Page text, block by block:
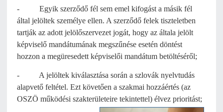
- Egyik szerződő fél sem emel kifogást a másik fél
által jelöltek személye ellen. A szerződő felek tiszteletben
tartják az adott jelölőszervezet jogát, hogy az általa jelölt
képviselő mandátumának megszűnése esetén döntést
hozzon a megüresedett képviselői mandátum betöltéséről;
- A jelöltek kiválasztása során a szlovák nyelvtudás
alapvető feltétel. Ezt követően a szakmai hozzáértés (az
OSZÖ működési szakterületeire tekintettel) élvez prioritást;